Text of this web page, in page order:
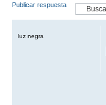
Publicar respuesta
luz negra